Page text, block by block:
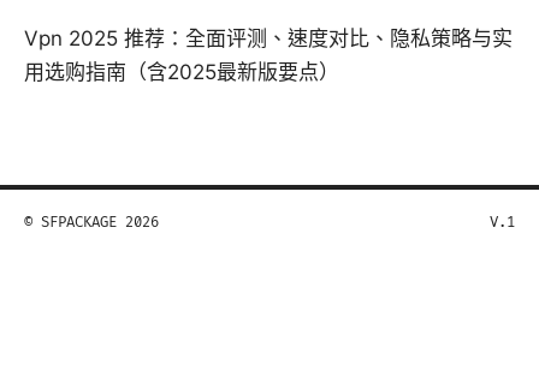
Vpn 2025 推荐：全面评测、速度对比、隐私策略与实
用选购指南（含2025最新版要点）
© SFPACKAGE 2026 V.1